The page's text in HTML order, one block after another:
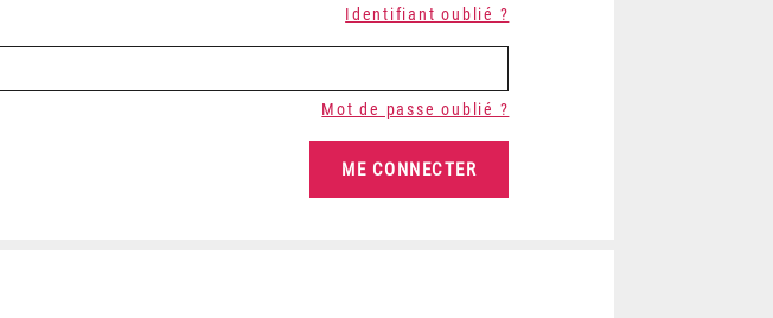
Identifiant oublié ?
Mot de passe oublié ?